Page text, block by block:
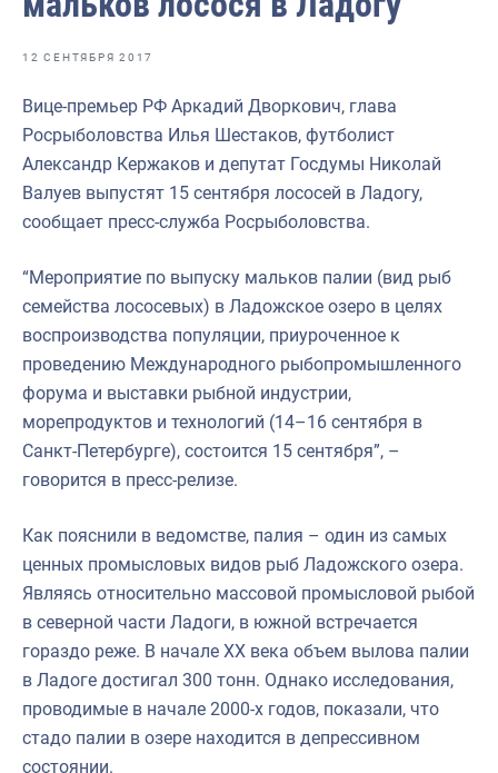
Отраслевые СМИ
Выставки и конференции
Научно-практическая литература
Рыбоохрана России
Отрасль в цифрах
Инфографика
Укрепление духовно-нравственных ценностей
12 СЕНТЯБРЯ 2017
Вице-премьер РФ Аркадий Дворкович, глава
Росрыболовства Илья Шестаков, футболист
Александр Кержаков и депутат Госдумы Николай
Валуев выпустят 15 сентября лососей в Ладогу,
сообщает пресс-служба Росрыболовства.
“Мероприятие по выпуску мальков палии (вид рыб
семейства лососевых) в Ладожское озеро в целях
воспроизводства популяции, приуроченное к
проведению Международного рыбопромышленного
форума и выставки рыбной индустрии,
морепродуктов и технологий (14–16 сентября в
Санкт-Петербурге), состоится 15 сентября”, –
говорится в пресс-релизе.
Как пояснили в ведомстве, палия – один из самых
ценных промысловых видов рыб Ладожского озера.
Являясь относительно массовой промысловой рыбой
в северной части Ладоги, в южной встречается
гораздо реже. В начале ХХ века объем вылова палии
в Ладоге достигал 300 тонн. Однако исследования,
проводимые в начале 2000-х годов, показали, что
стадо палии в озере находится в депрессивном
состоянии.